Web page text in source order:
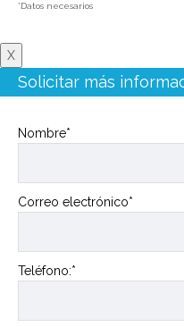
*Datos necesarios
X
Solicitar más
Nombre*
Correo electrónico*
Teléfono:*